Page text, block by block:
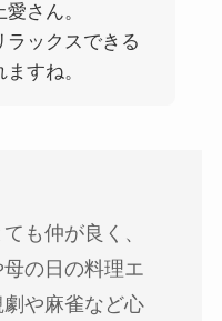
さん。
ラックスできる
すね。
も仲が良く、
の日の料理エ
や麻雀など心